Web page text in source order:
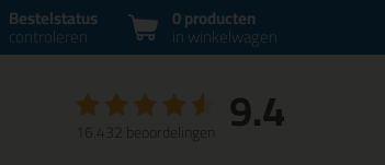
0 producten
in winkelwagen
Bestelstatus
controleren
9.4
16.432 beoordelingen